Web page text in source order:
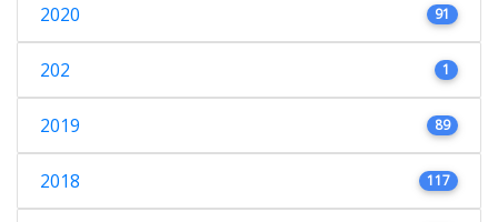
2020 91
202 1
2019 89
2018 117